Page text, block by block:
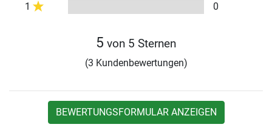
1
0
5 von 5 Sternen
(3 Kundenbewertungen)
BEWERTUNGSFORMULAR ANZEIGEN